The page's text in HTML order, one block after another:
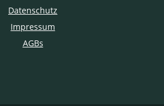
Datenschutz
Impressum
AGBs